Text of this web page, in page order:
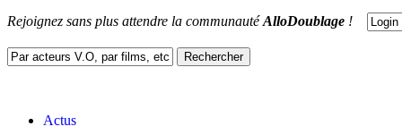
Rejoignez sans plus attendre la communautéAlloDoublage !
Actus